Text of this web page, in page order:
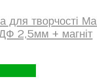
для творчості
2,5мм + магніт